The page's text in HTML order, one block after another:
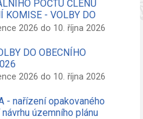
POČTU ČLENŮ
KOMISE - VOLBY DO
2026 do 10. října 2026
DO OBECNÍHO
2026 do 10. října 2026
- nařízení opakovaného
územního plánu